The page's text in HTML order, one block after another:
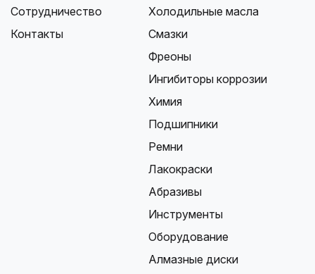
Сотрудничество
Контакты
Холодильные масла
Смазки
Фреоны
Ингибиторы коррозии
Химия
Подшипники
Ремни
Лакокраски
Абразивы
Инструменты
Оборудование
Алмазные диски